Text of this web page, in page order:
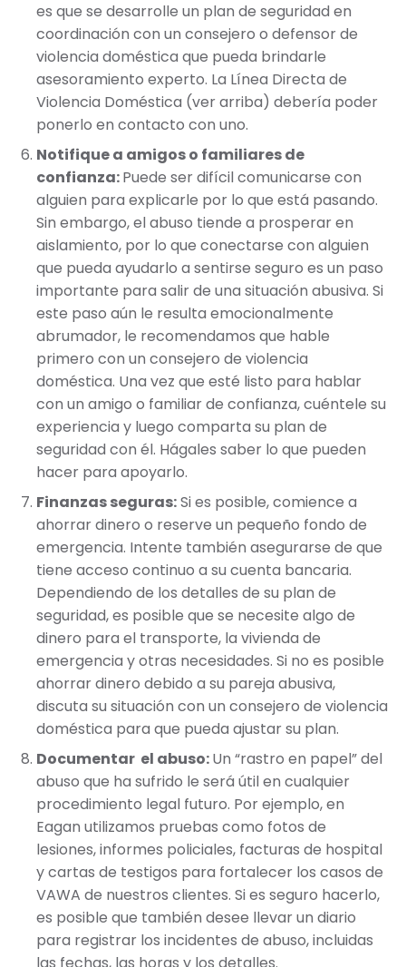
es que se desarrolle un plan de seguridad en
coordinación con un consejero o defensor de
violencia doméstica que pueda brindarle
asesoramiento experto. La Línea Directa de
Violencia Doméstica (ver arriba) debería poder
ponerlo en contacto con uno.
Notifique a amigos o familiares de
confianza:Puede ser difícil comunicarse con
alguien para explicarle por lo que está pasando.
Sin embargo, el abuso tiende a prosperar en
aislamiento, por lo que conectarse con alguien
que pueda ayudarlo a sentirse seguro es un paso
importante para salir de una situación abusiva. Si
este paso aún le resulta emocionalmente
abrumador, le recomendamos que hable
primero con un consejero de violencia
doméstica. Una vez que esté listo para hablar
con un amigo o familiar de confianza, cuéntele su
experiencia y luego comparta su plan de
seguridad con él. Hágales saber lo que pueden
hacer para apoyarlo.
Finanzas seguras:Si es posible, comience a
ahorrar dinero o reserve un pequeño fondo de
emergencia. Intente también asegurarse de que
tiene acceso continuo a su cuenta bancaria.
Dependiendo de los detalles de su plan de
seguridad, es posible que se necesite algo de
dinero para el transporte, la vivienda de
emergencia y otras necesidades. Si no es posible
ahorrar dinero debido a su pareja abusiva,
discuta su situación con un consejero de violencia
doméstica para que pueda ajustar su plan.
Documentar el abuso:Un “rastro en papel” del
abuso que ha sufrido le será útil en cualquier
procedimiento legal futuro. Por ejemplo, en
Eagan utilizamos pruebas como fotos de
lesiones, informes policiales, facturas de hospital
y cartas de testigos para fortalecer los casos de
VAWA de nuestros clientes. Si es seguro hacerlo,
es posible que también desee llevar un diario
para registrar los incidentes de abuso, incluidas